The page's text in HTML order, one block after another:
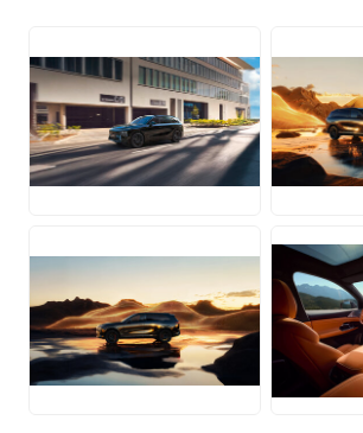
JPG JPG
JPG JPG